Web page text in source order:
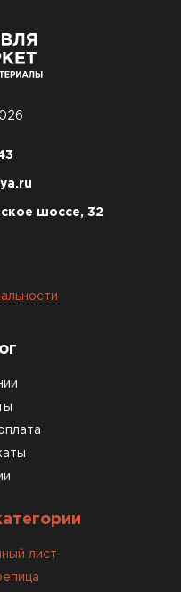
шоссе, 32
лист
для кровли